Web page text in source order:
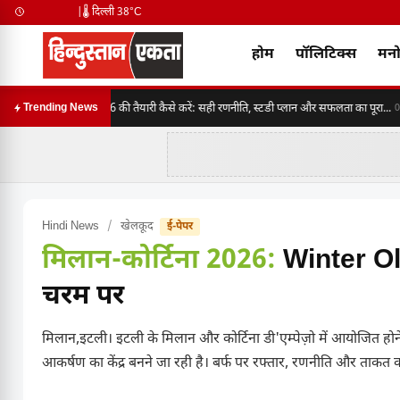
🌡️ दिल्ली 38°C
होम पॉलिटिक्स
Trending News
SSC CGL 2026 की तैयारी कैसे करें: सही रणनीति, स्टडी प्लान और सफलता का पूरा...
Hindi News / खेलकूद ई-पेपर
मिलान-कोर्टिना 2026: Winter
चरम पर
मिलान,इटली। इटली के मिलान और कोर्टिना डी'एम्पेज़ो में
आकर्षण का केंद्र बनने जा रही है। बर्फ पर रफ्तार, रणनीति और ताकत